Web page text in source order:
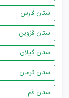
استان فارس
استان قزوین
استان گیلان
استان کرمان
استان قم